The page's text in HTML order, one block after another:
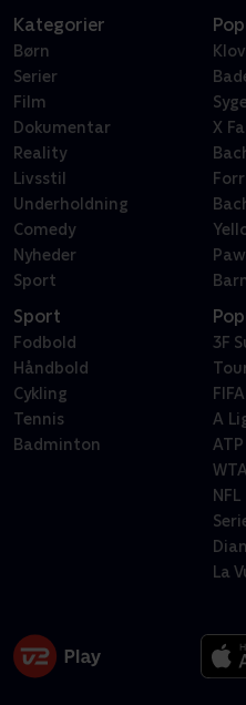
Kategorier
Børn
Serier
Film
Dokumentar
Reality
Livsstil
Underholdning
Comedy
Nyheder
Sport
X
Sport
Fodbold
Håndbold
Cykling
Tennis
Badminton
3F
A
ATP
WTA
NFL
La